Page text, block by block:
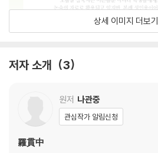
상세 이미지 더보기
저자 소개 3
원저 나관중
관심작가 알림신청
羅貫中